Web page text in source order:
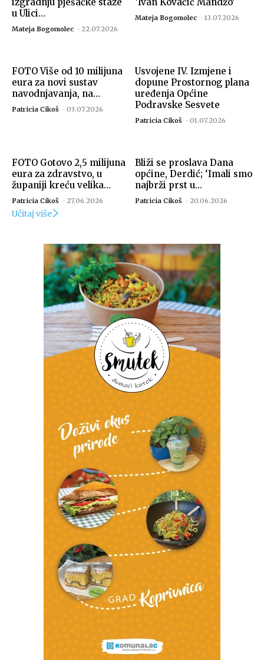
u Ulici...
Mateja Bogomolec - 22.07.2026
Mateja Bogomolec - 13.07.2026
FOTO Više od 10 milijuna
eura za novi sustav
navodnjavanja, na...
Patricia Cikoš - 03.07.2026
Usvojene IV. Izmjene i
dopune Prostornog plana
uređenja Općine
Podravske Sesvete
Patricia Cikoš - 01.07.2026
FOTO Gotovo 2,5 milijuna
eura za zdravstvo, u
županiji kreću velika...
Patricia Cikoš - 27.06.2026
Bliži se proslava Dana
općine, Derdić; ‘Imali smo
najbrži prst u...
Patricia Cikoš - 20.06.2026
Učitaj više